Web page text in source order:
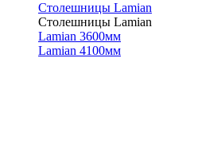
Столешницы Lamian
Столешницы Lamian
Lamian 3600мм
Lamian 4100мм